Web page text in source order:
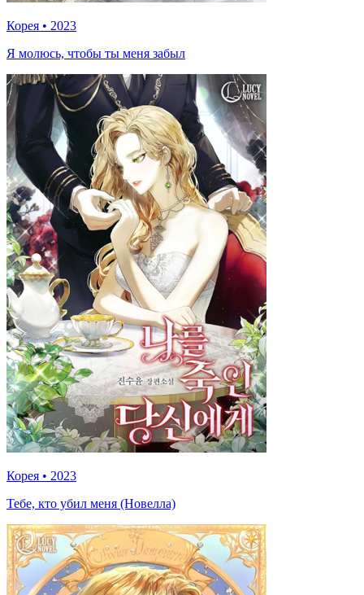
Корея • 2023
Я молюсь, чтобы ты меня забыл
Корея • 2023
Тебе, кто убил меня (Новелла)